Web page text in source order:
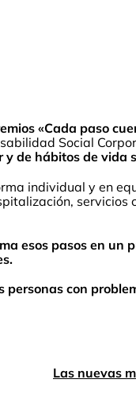
«Cada paso
Social
de hábitos de vida
individual y en
esos pasos en un
con